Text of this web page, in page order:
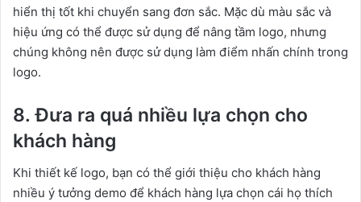
hiển thị tốt khi chuyển sang đơn sắc. Mặc dù màu sắc và
hiệu ứng có thể được sử dụng để nâng tầm logo, nhưng
chúng không nên được sử dụng làm điểm nhấn chính trong
logo.
8. Đưa ra quá nhiều lựa chọn cho
khách hàng
Khi thiết kế logo, bạn có thể giới thiệu cho khách hàng
nhiều ý tưởng demo để khách hàng lựa chọn cái họ thích